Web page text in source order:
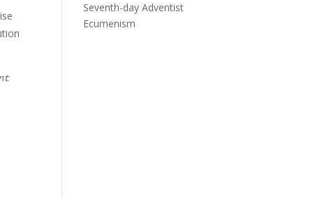
Seventh-day Adventist
Ecumenism